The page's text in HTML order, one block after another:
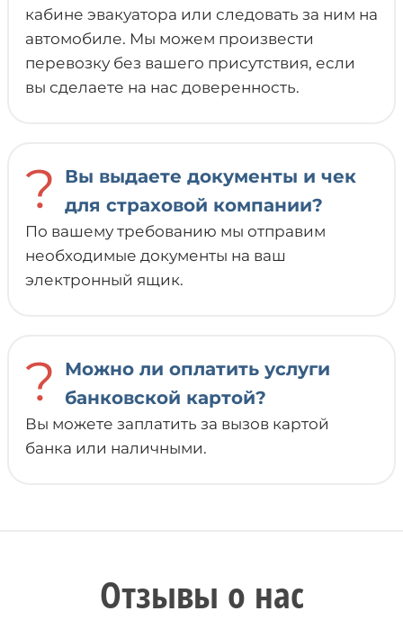
кабине эвакуатора или следовать за ним на
автомобиле. Мы можем произвести
перевозку без вашего присутствия, если
вы сделаете на нас доверенность.
?
Вы выдаете документы и чек
для страховой компании?
По вашему требованию мы отправим
необходимые документы на ваш
электронный ящик.
?
Можно ли оплатить услуги
банковской картой?
Вы можете заплатить за вызов картой
банка или наличными.
Отзывы о нас